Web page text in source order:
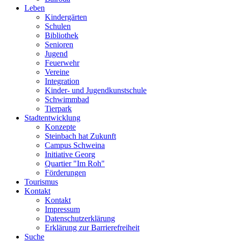
Leben
Kindergärten
Schulen
Bibliothek
Senioren
Jugend
Feuerwehr
Vereine
Integration
Kinder- und Jugendkunstschule
Schwimmbad
Tierpark
Stadtentwicklung
Konzepte
Steinbach hat Zukunft
Campus Schweina
Initiative Georg
Quartier "Im Roh"
Förderungen
Tourismus
Kontakt
Kontakt
Impressum
Datenschutzerklärung
Erklärung zur Barrierefreiheit
Suche